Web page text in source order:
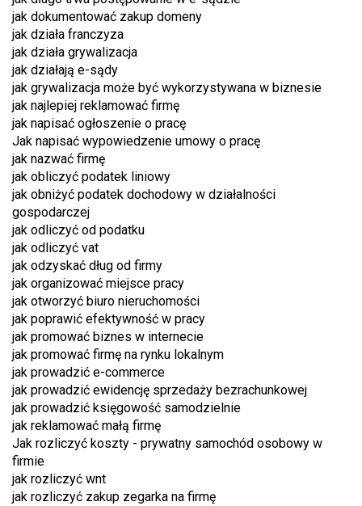
jak dokumentować zakup domeny
jak działa franczyza
jak działa grywalizacja
jak działają e-sądy
jak grywalizacja może być wykorzystywana w biznesie
jak najlepiej reklamować firmę
jak napisać ogłoszenie o pracę
Jak napisać wypowiedzenie umowy o pracę
jak nazwać firmę
jak obliczyć podatek liniowy
jak obniżyć podatek dochodowy w działalności
gospodarczej
jak odliczyć od podatku
jak odliczyć vat
jak odzyskać dług od firmy
jak organizować miejsce pracy
jak otworzyć biuro nieruchomości
jak poprawić efektywność w pracy
jak promować biznes w internecie
jak promować firmę na rynku lokalnym
jak prowadzić e-commerce
jak prowadzić ewidencję sprzedaży bezrachunkowej
jak prowadzić księgowość samodzielnie
jak reklamować małą firmę
Jak rozliczyć koszty - prywatny samochód osobowy w
firmie
jak rozliczyć wnt
jak rozliczyć zakup zegarka na firmę